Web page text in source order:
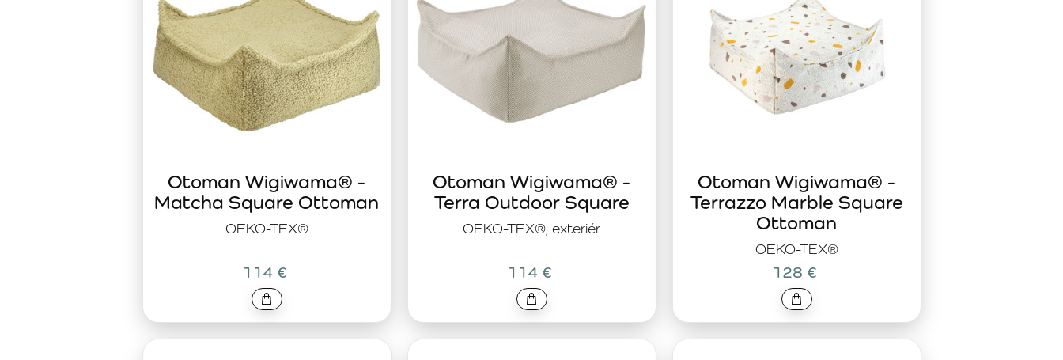
OEKO-TEX®
Otoman Wigiwama® -
Matcha Square Ottoman
114 €
OEKO-TEX®, exteriér
Otoman Wigiwama® -
Terra Outdoor Square
114 €
OEKO-TEX®
Otoman Wigiwama® -
Terrazzo Marble Square
Ottoman
128 €